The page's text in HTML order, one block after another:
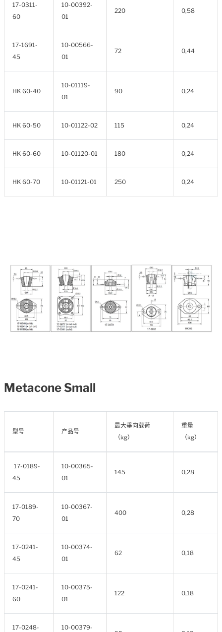
17-0311-
60
10-00392-
01
220 0,58
17-1691-
45
10-00566-
01
72 0,44
HK 60-40
10-01119-
01
90 0,24
HK 60-50 10-01122-02 115 0,24
HK 60-60 10-01120-01 180 0,24
HK 60-70 10-01121-01 250 0,24
Metacone Small
型号 产品号
最大垂向载荷
（kg）
重量
（kg）
17-0189-
45
10-00365-
01
145 0,28
17-0189-
70
10-00367-
01
400 0,28
17-0241-
45
10-00374-
01
62 0,18
17-0241-
60
10-00375-
01
122 0,18
17-0248-
10-00379-